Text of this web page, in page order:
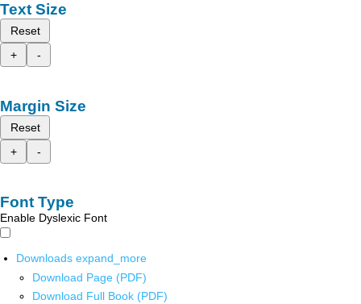
Text Size
Reset
+
-
Margin Size
Reset
+
-
Font Type
Enable Dyslexic Font
Downloads expand_more
Download Page (PDF)
Download Full Book (PDF)